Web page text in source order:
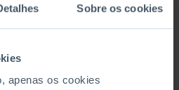
Sobre os cookies
apenas os cookies